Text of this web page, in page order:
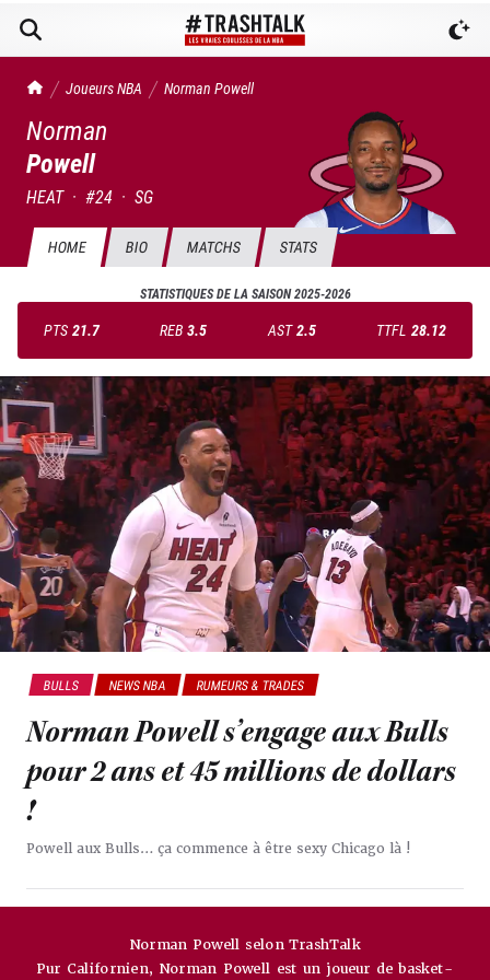
TrashTalk Actu NBA
Joueurs NBA Norman Powell
Norman
Powell
HEAT · #24 · SG
HOME BIO MATCHS STATS
STATISTIQUES DE LA SAISON2025-2026
PTS 21.7 REB 3.5 AST 2.5 TTFL 28.12
BULLS NEWS NBA RUMEURS & TRADES
Norman Powell s’engage aux Bulls
pour 2 ans et 45 millions de dollars
!
Powell aux Bulls… ça commence à être sexy Chicago là !
Norman Powell selon TrashTalk
Pur Californien, Norman Powell est un joueur de basket-